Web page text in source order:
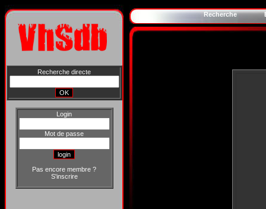
Recherche directe
Login
Mot de passe
Pas encore membre ?
S'inscrire
Recherche